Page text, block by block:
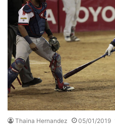
Thaina Hernandez 05/01/2019